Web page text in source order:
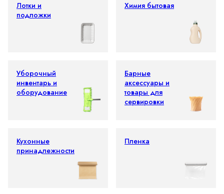
Лотки и
подложки
Химия бытовая
Уборочный
инвентарь и
оборудование
Барные
аксессуары и
товары для
сервировки
Кухонные
принадлежности
Пленка